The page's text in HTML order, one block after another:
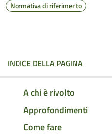
Normativa di riferimento
INDICE DELLA PAGINA
A chi è rivolto
Approfondimenti
Come fare